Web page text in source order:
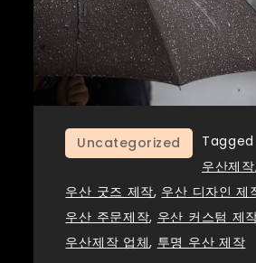
Uncategorized Tagged
우산제작
우산 굿즈 제작, 우산 디자인 제
우산 주문제작, 우산 커스텀 제
우산제작 업체, 투명 우산 제작